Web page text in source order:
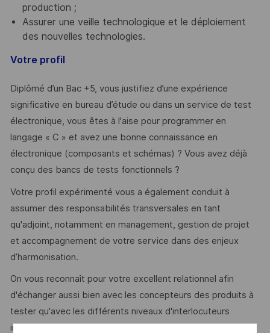
production ;
Assurer une veille technologique et le déploiement
des nouvelles technologies.
Votre profil
Diplômé d’un Bac +5, vous justifiez d’une expérience
significative en bureau d’étude ou dans un service de test
électronique, vous êtes à l'aise pour programmer en
langage « C » et avez une bonne connaissance en
électronique (composants et schémas) ? Vous avez déjà
conçu des bancs de tests fonctionnels ?
Votre profil expérimenté vous a également conduit à
assumer des responsabilités transversales en tant
qu'adjoint, notamment en management, gestion de projet
et accompagnement de votre service dans des enjeux
d’harmonisation.
On vous reconnaît pour votre excellent relationnel afin
d'échanger aussi bien avec les concepteurs des produits à
tester qu'avec les différents niveaux d'interlocuteurs
internes et externes ?